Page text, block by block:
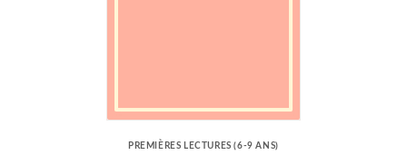
PREMIÈRES LECTURES (6-9 ANS)